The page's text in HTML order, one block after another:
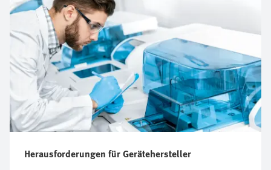
Herausforderungen für Gerätehersteller